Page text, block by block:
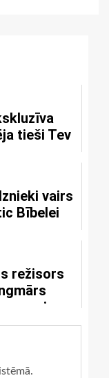
tieši Tev
vairs
Bībelei
režisors